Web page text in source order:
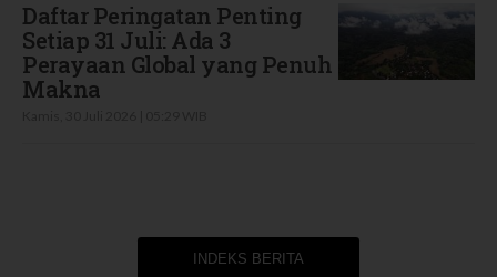
Daftar Peringatan Penting
Setiap 31 Juli: Ada 3
Perayaan Global yang Penuh
Makna
INDEKS BERITA